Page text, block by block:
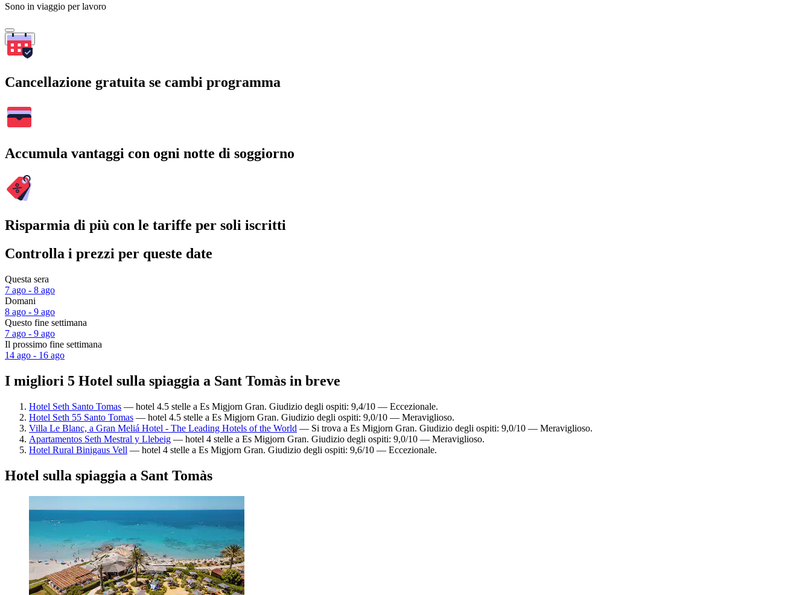
Sono in viaggio per lavoro
Cerca
Cancellazione gratuita se cambi programma
Accumula vantaggi con ogni notte di soggiorno
Risparmia di più con le tariffe per soli iscritti
Controlla i prezzi per queste date
Questa sera
7 ago - 8 ago
Domani
8 ago - 9 ago
Questo fine settimana
7 ago - 9 ago
Il prossimo fine settimana
14 ago - 16 ago
I migliori 5 Hotel sulla spiaggia a Sant Tomàs in breve
Hotel Seth Santo Tomas — hotel 4.5 stelle a Es Migjorn Gran. Giudizio degli ospiti: 9,4/10 — Eccezionale.
Hotel Seth 55 Santo Tomas — hotel 4.5 stelle a Es Migjorn Gran. Giudizio degli ospiti: 9,0/10 — Meraviglioso.
Villa Le Blanc, a Gran Meliá Hotel - The Leading Hotels of the World — Si trova a Es Migjorn Gran. Giudizio degli ospiti: 9,0/10 — Meraviglioso.
Apartamentos Seth Mestral y Llebeig — hotel 4 stelle a Es Migjorn Gran. Giudizio degli ospiti: 9,0/10 — Meraviglioso.
Hotel Rural Binigaus Vell — hotel 4 stelle a Es Migjorn Gran. Giudizio degli ospiti: 9,6/10 — Eccezionale.
Hotel sulla spiaggia a Sant Tomàs